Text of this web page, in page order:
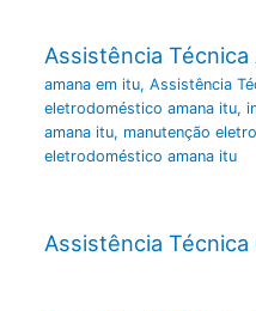
Assistência Técnica
amana em itu, Assistência
eletrodoméstico amana itu,
amana itu, manutenção
eletrodoméstico amana itu
Assistência